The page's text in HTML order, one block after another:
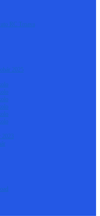
RC Trnava
2025